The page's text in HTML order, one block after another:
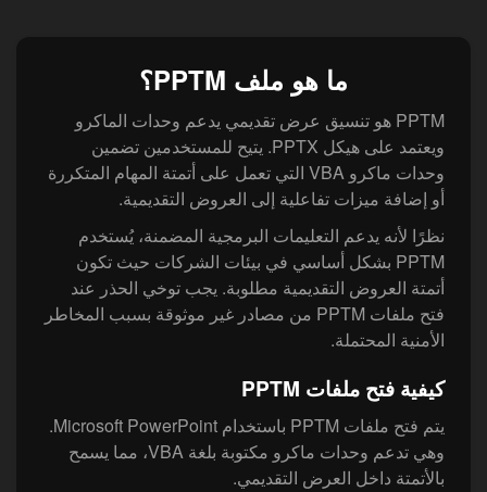
ما هو ملف PPTM؟
‏PPTM هو تنسيق عرض تقديمي يدعم وحدات الماكرو
ويعتمد على هيكل PPTX. يتيح للمستخدمين تضمين
وحدات ماكرو VBA التي تعمل على أتمتة المهام المتكررة
أو إضافة ميزات تفاعلية إلى العروض التقديمية.
‏نظرًا لأنه يدعم التعليمات البرمجية المضمنة، يُستخدم
PPTM بشكل أساسي في بيئات الشركات حيث تكون
أتمتة العروض التقديمية مطلوبة. يجب توخي الحذر عند
فتح ملفات PPTM من مصادر غير موثوقة بسبب المخاطر
الأمنية المحتملة.
كيفية فتح ملفات PPTM
‏يتم فتح ملفات PPTM باستخدام Microsoft PowerPoint.
وهي تدعم وحدات ماكرو مكتوبة بلغة VBA، مما يسمح
بالأتمتة داخل العرض التقديمي.